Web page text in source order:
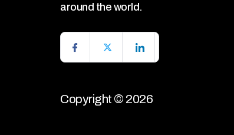
around the world.
Copyright © 2026